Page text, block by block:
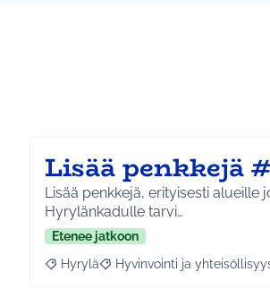
Lisää penkkejä
Lisää penkkejä, erityisesti alueille
Hyrylänkadulle tarvi…
Etenee jatkoon
Rajaa tulokset aihepiirin mukaan:
Hyrylä Rajaa tulokset teeman
Hyvinvointi ja